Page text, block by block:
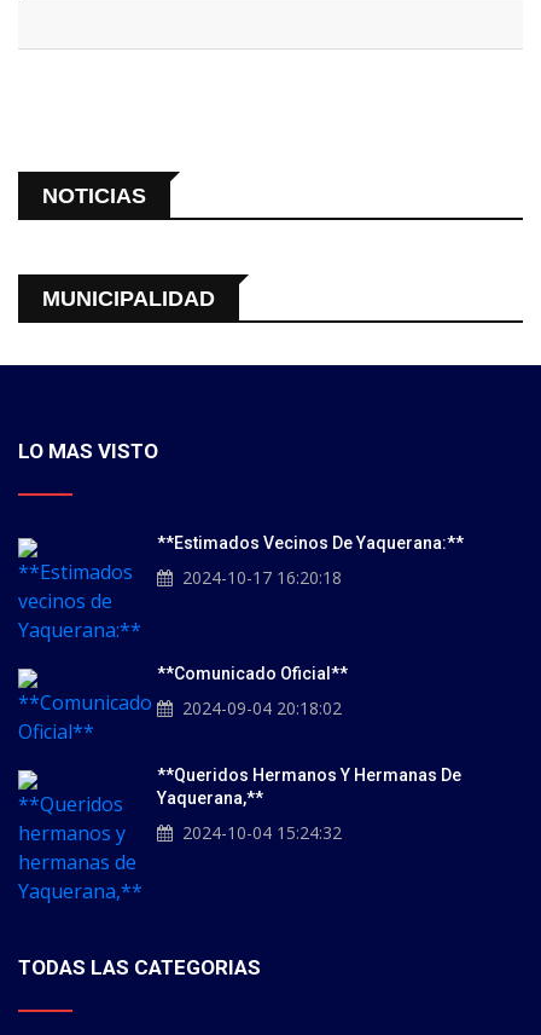
NOTICIAS
MUNICIPALIDAD
LO MAS VISTO
**Estimados Vecinos De Yaquerana:**
2024-10-17 16:20:18
**Comunicado Oficial**
2024-09-04 20:18:02
**Queridos Hermanos Y Hermanas De
Yaquerana,**
2024-10-04 15:24:32
TODAS LAS CATEGORIAS